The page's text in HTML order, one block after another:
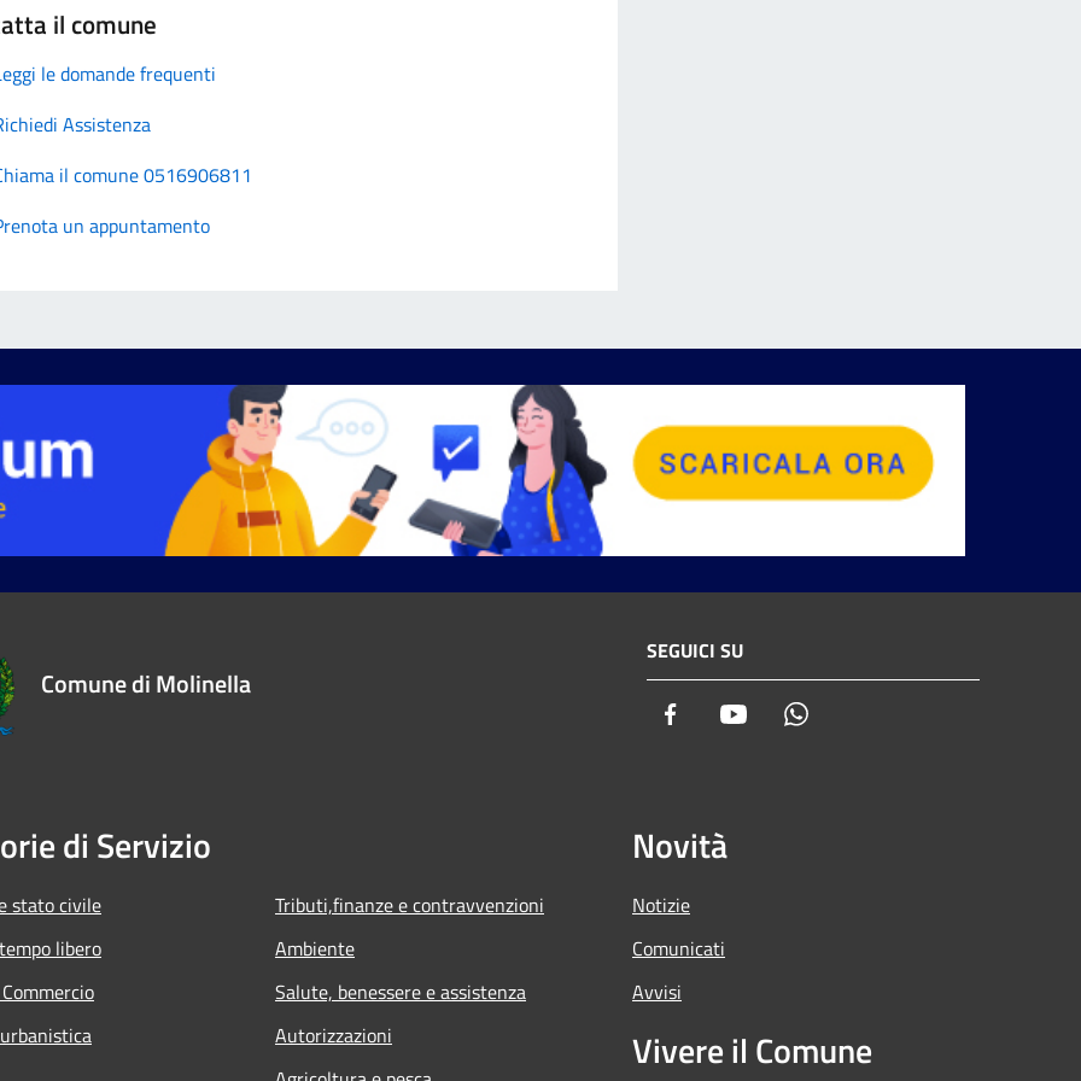
il comune
le domande frequenti
Assistenza
il comune 0516906811
un appuntamento
Comune di Molinella
SEGUICI SU
Facebook Youtube
di Servizio
stato civile
libero
Tributi,finanze e contravvenzioni
Ambiente
Salute, benessere e assistenza
Autorizzazioni
Novità
Notizie
Comunicati
Avvisi
Vivere il Comune